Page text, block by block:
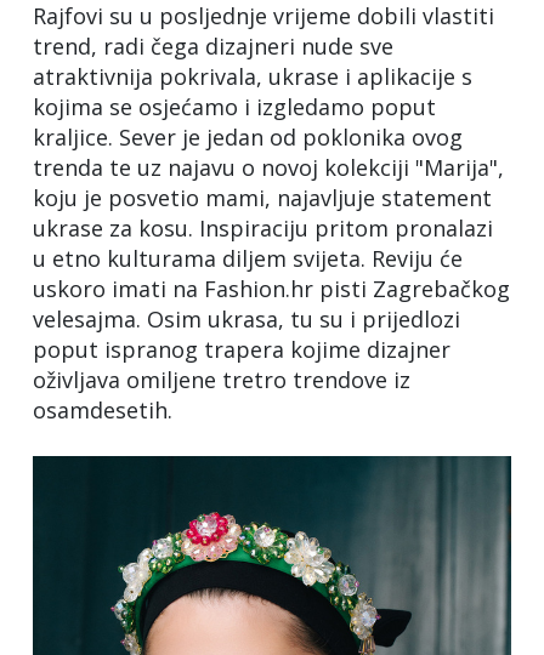
Rajfovi su u posljednje vrijeme dobili vlastiti
trend, radi čega dizajneri nude sve
atraktivnija pokrivala, ukrase i aplikacije s
kojima se osjećamo i izgledamo poput
kraljice. Sever je jedan od poklonika ovog
trenda te uz najavu o novoj kolekciji "Marija",
koju je posvetio mami, najavljuje statement
ukrase za kosu. Inspiraciju pritom pronalazi
u etno kulturama diljem svijeta. Reviju će
uskoro imati na Fashion.hr pisti Zagrebačkog
velesajma. Osim ukrasa, tu su i prijedlozi
poput ispranog trapera kojime dizajner
oživljava omiljene tretro trendove iz
osamdesetih.